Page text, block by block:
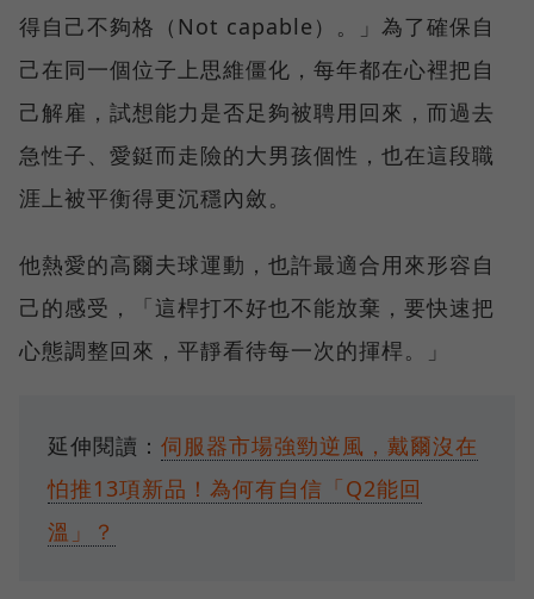
得自己不夠格（Not capable）。」為了確保自
己在同一個位子上思維僵化，每年都在心裡把自
己解雇，試想能力是否足夠被聘用回來，而過去
急性子、愛鋌而走險的大男孩個性，也在這段職
涯上被平衡得更沉穩內斂。
他熱愛的高爾夫球運動，也許最適合用來形容自
己的感受，「這桿打不好也不能放棄，要快速把
心態調整回來，平靜看待每一次的揮桿。」
延伸閱讀： 伺服器市場強勁逆風，戴爾沒在
怕推13項新品！為何有自信「Q2能回
溫」？